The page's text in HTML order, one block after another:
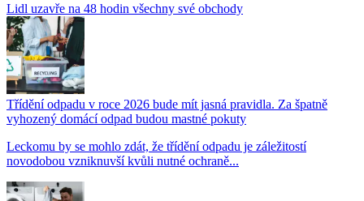
Lidl uzavře na 48 hodin všechny své obchody
Třídění odpadu v roce 2026 bude mít jasná pravidla. Za špatně
vyhozený domácí odpad budou mastné pokuty
Leckomu by se mohlo zdát, že třídění odpadu je záležitostí
novodobou vzniknuvší kvůli nutné ochraně...